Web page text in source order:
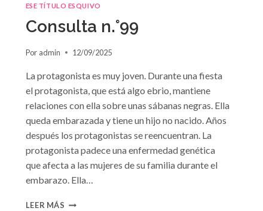
PASIÓN»
DE
JORDAN
ESE TÍTULO ESQUIVO
Consulta n.°99
Por admin 12/09/2025
La protagonista es muy joven. Durante una fiesta
el protagonista, que está algo ebrio, mantiene
relaciones con ella sobre unas sábanas negras. Ella
queda embarazada y tiene un hijo no nacido. Años
después los protagonistas se reencuentran. La
protagonista padece una enfermedad genética
que afecta a las mujeres de su familia durante el
embarazo. Ella…
LEER MÁS CONSULTA